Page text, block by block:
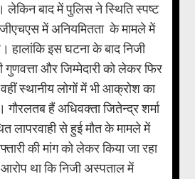
लेकिन बाद में पुलिस ने स्थिति स्पष्ट
में अनियमितता के मामले में
हालांकि इस घटना के बाद निजी
और जिम्मेदारी को लेकर फिर
स्थानीय लोगों में भी आक्रोश का
गौरलतब हैं अधिवक्ता जितेन्द्र शर्मा
लापरवाही से हुई मौत के मामले में
की मांग को लेकर किया जा रहा
था कि निजी अस्पताल में